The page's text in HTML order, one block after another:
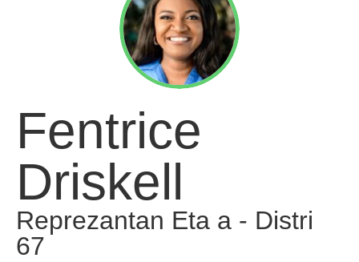
Fentrice
Driskell
Reprezantan Eta a - Distri
67